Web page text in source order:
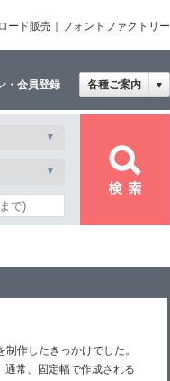
ード販売｜フォントファクトリー
・会員登録 各種ご案内 ▼
作したきっかけでした。
常、固定幅で作成される